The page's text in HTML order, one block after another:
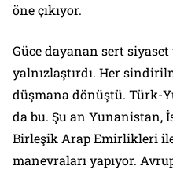
öne çıkıyor.
Güce dayanan sert
yalnızlaştırdı. Her
düşmana dönüştü. Türk-
da bu. Şu an Yunanistan,
Birleşik Arap Emirlikleri
manevraları yapıyor.